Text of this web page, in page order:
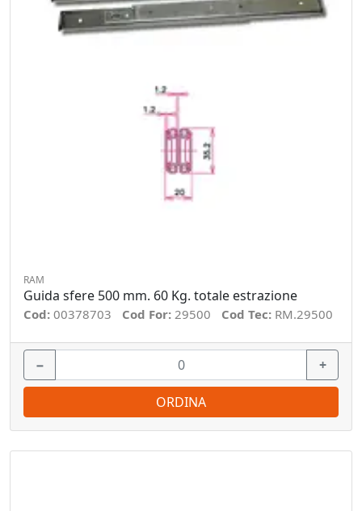
RAM
Guida sfere 500 mm. 60 Kg. totale estrazione
Cod: 00378703 Cod For: 29500 Cod Tec: RM.29500
− +
ORDINA